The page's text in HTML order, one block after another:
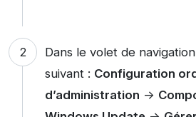
Dans le volet de
suivant : Configuration
d’administration ->